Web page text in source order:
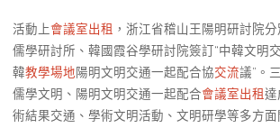
活動上會議室出租 ，浙江省稽山王陽明研討院
儒學研討所、韓國霞谷學研討院簽訂“中韓文明
韓教學場地陽明文明交通一起配合協交流議”。三
儒學文明、陽明文明交通一起配合會議室出租達
術結果交通、學術文明活動、文明研學等多方面